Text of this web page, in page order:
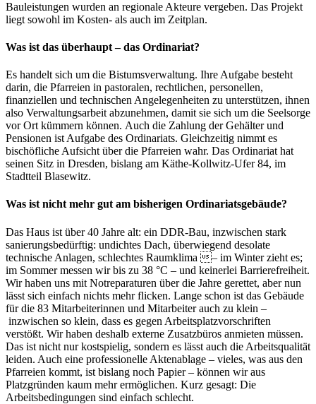
Bauleistungen wurden an regionale Akteure vergeben. Das Projekt
liegt sowohl im Kosten- als auch im Zeitplan.
Was ist das überhaupt – das Ordinariat?
Es handelt sich um die Bistumsverwaltung. Ihre Aufgabe besteht
darin, die Pfarreien in pastoralen, rechtlichen, personellen,
finanziellen und technischen Angelegenheiten zu unterstützen, ihnen
also Verwaltungsarbeit abzunehmen, damit sie sich um die Seelsorge
vor Ort kümmern können. Auch die Zahlung der Gehälter und
Pensionen ist Aufgabe des Ordinariats. Gleichzeitig nimmt es
bischöfliche Aufsicht über die Pfarreien wahr. Das Ordinariat hat
seinen Sitz in Dresden, bislang am Käthe-Kollwitz-Ufer 84, im
Stadtteil Blasewitz.
Was ist nicht mehr gut am bisherigen Ordinariatsgebäude?
Das Haus ist über 40 Jahre alt: ein DDR-Bau, inzwischen stark
sanierungsbedürftig: undichtes Dach, überwiegend desolate
technische Anlagen, schlechtes Raumklima – im Winter zieht es;
im Sommer messen wir bis zu 38 °C – und keinerlei Barrierefreiheit.
Wir haben uns mit Notreparaturen über die Jahre gerettet, aber nun
lässt sich einfach nichts mehr flicken. Lange schon ist das Gebäude
für die 83 Mitarbeiterinnen und Mitarbeiter auch zu klein –
inzwischen so klein, dass es gegen Arbeitsplatzvorschriften
verstößt. Wir haben deshalb externe Zusatzbüros anmieten müssen.
Das ist nicht nur kostspielig, sondern es lässt auch die Arbeitsqualität
leiden. Auch eine professionelle Aktenablage – vieles, was aus den
Pfarreien kommt, ist bislang noch Papier – können wir aus
Platzgründen kaum mehr ermöglichen. Kurz gesagt: Die
Arbeitsbedingungen sind einfach schlecht.